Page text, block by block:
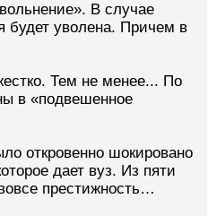
В случае
будет уволена. Причем в
Тем не менее... По
в «подвешенное
откровенно шокировано
дает вуз. Из пяти
престижность…